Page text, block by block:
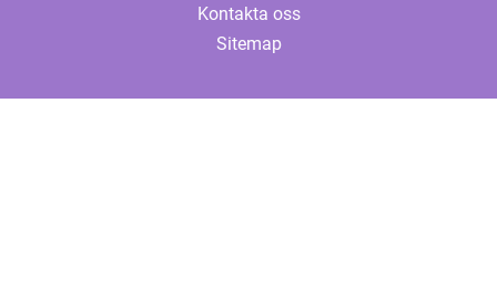
Kontakta oss
Sitemap